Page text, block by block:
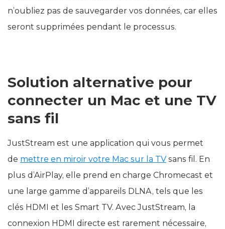
n’oubliez pas de sauvegarder vos données, car elles
seront supprimées pendant le processus.
Solution alternative pour
connecter un Mac et une TV
sans fil
JustStream est une application qui vous permet
de mettre en miroir votre Mac sur la TV sans fil. En
plus d’AirPlay, elle prend en charge Chromecast et
une large gamme d’appareils DLNA, tels que les
clés HDMI et les Smart TV. Avec JustStream, la
connexion HDMI directe est rarement nécessaire,